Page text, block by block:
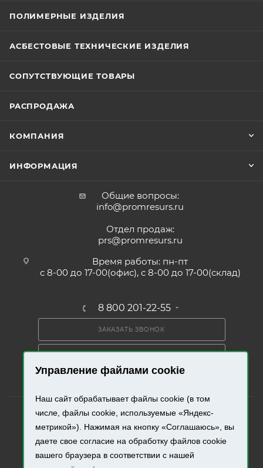
Управление файлами cookie
Наш сайт обрабатывает файлы cookie (в том
числе, файлы cookie, используемые «Яндекс-
метрикой»). Нажимая на кнопку «Соглашаюсь», вы
даете свое согласие на обработку файлов cookie
вашего браузера в соответствии с нашей
ПОЛИМЕРНЫЕ ИЗДЕЛИЯ
АСБЕСТОВЫЕ ТЕХНИЧЕСКИЕ ИЗДЕЛИЯ
СОПУТСТВУЮЩИЕ ТОВАРЫ
РАСПРОДАЖА
КОМПАНИЯ
ИНФОРМАЦИЯ
Общие вопросы:
info@promresurs.ru
Отдел продаж:
prs@promresurs.ru
Время работы: пн-пт
с 8-00 до 17-00(офис), с 8-00 до 17-00(склад)
8 800 201-22-55
ЗАКАЗАТЬ ЗВОНОК
2026 © «Промресурс». Все права защищены.